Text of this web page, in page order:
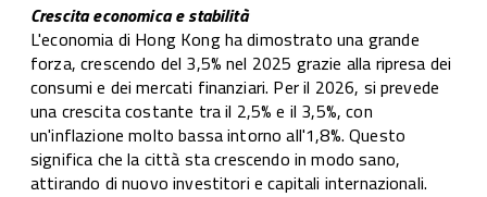
Crescita economica e stabilità
L'economia di Hong Kong ha dimostrato una grande
forza, crescendo del 3,5% nel 2025 grazie alla ripresa dei
consumi e dei mercati finanziari. Per il 2026, si prevede
una crescita costante tra il 2,5% e il 3,5%, con
un'inflazione molto bassa intorno all'1,8%. Questo
significa che la città sta crescendo in modo sano,
attirando di nuovo investitori e capitali internazionali.